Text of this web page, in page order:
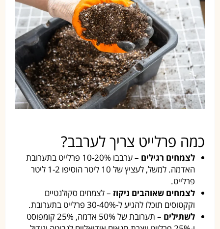
כמה פרלייט צריך לערבב?
לצמחים רגילים
– ערבבו 10-20% פרלייט בתערובת
האדמה. למשל, לעציץ של 10 ליטר הוסיפו 1-2 ליטר
פרלייט.
לצמחים שאוהבים ניקוז – לצמחים סקולנטיים
וקקטוסים תוכלו להגיע ל-30-40% פרלייט בתערובת.
לשתילים
– תערובת של 50% אדמה, 25% קומפוסט